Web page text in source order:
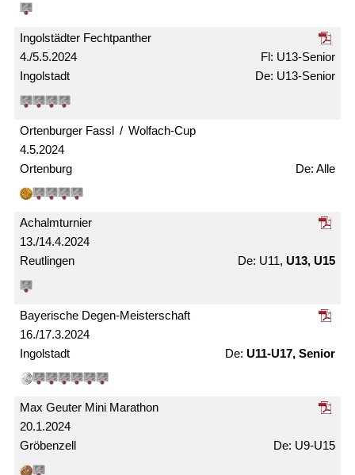
4./5.5.2024
Ingolstädter Fechtpanther
Ingolstadt
U13-Senior
U13-Senior
4.5.2024
Ortenburger Fassl / Wolfach-Cup
Ortenburg Alle
13./14.4.2024
Achalm­turnier
Reutlingen U11, U13, U15
16./17.3.2024
Bayerische Degen-Meister­schaft
Ingolstadt U11-U17, Senior
20.1.2024
Max Geuter Mini Marathon
Gröbenzell U9-U15